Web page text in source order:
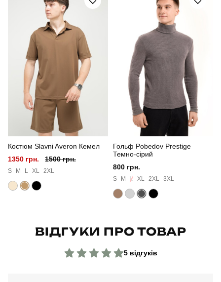
PNjo674Lchklt
Призначення для повсякденного носіння
Стать чоловічий
Стиль повсякденний
Колір шоколадний
Матеріал
80% бавовна, 15% поліестер, 5% еластан
Костюм Slavni Averon Кемел
1350 грн.
1500 грн.
S M L XL 2XL
Гольф Pobedov Prestige
Темно-сірий
800 грн.
S M L XL 2XL 3XL
ВІДГУКИ ПРО ТОВАР
5 відгуків